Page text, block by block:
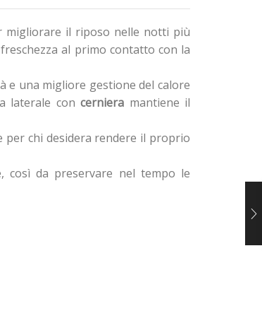
migliorare il riposo nelle notti più
al primo contatto con la
e una migliore gestione del calore
laterale con cerniera mantiene il
per chi desidera rendere il proprio
così da preservare nel tempo le